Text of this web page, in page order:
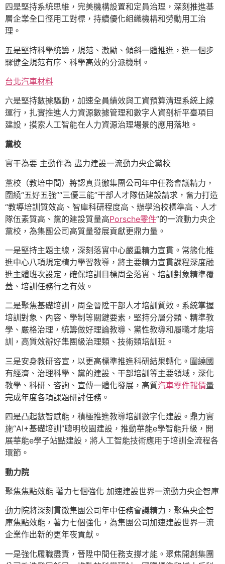
四是堅持系統思維，完美機構設置和定員治理，深刻推進基
層企業全口徑用工對標，持續優化組織機構和勞動用工治
理。
五是堅持科學統籌，規范、激勵、傾斜一體推進，進一個步
驟健全規范有序、科學高效的分派機制。
台北汽車材料
六是堅持數據驅動，加速全員績效與工資預算清理系統上線
運行，扎實推進人力資源數據管理和數字人資剖析平臺項目
建設，摸索人工智能在人力資源治理場景的應用落地。
黨校
實干為要 主動作為 盡力建設一流動力央企黨校
黨校（教培中間）將認真貫徹集團公司年中任務會議精力，
圍繞“五好五強”“三優三能”干部人才隊伍建設請求，奮力打造
“教導培訓質效高、智庫科研程度高、辦學治校標準高、人才
隊伍素質高、黨的建設質量高Porsche零件”的一流動力央企
黨校，為集團公司高質量發展貢獻更鼎力量。
一是堅持主題主線，深刻落實中心嚴重精力宣貫。常態化推
進中心八項規定精力學習教導，將主要精力宣貫課程深度融
進主體班次設定，確保培訓目標周全落實、培訓對象精準覆
蓋、培訓任務行之有效。
二是聚焦基礎培訓，周全晉陞干部人才培訓質效。系統掌握
培訓對象、內容、學制等關鍵要素，堅持分層分類、精準教
學、嚴格治理，統籌做好理論教導、黨性教導和履職才能培
訓，高質效辦好集團級治理類、技術類培訓班。
三是安身教研咨宣，以更高標準推進科研結果轉化。圍繞國
有經濟、治理科學、黨的建設、干部培訓等主要領域，深化
教學、科研、咨詢、宣傳一體化發展，高質汽車零件報價量
完成年度各項課題研討任務。
四是凸起數智賦能，積極推進教導培訓數字化建設。鼎力實
施“AI+基礎培訓”聰明校園建設，推動華能e學智能升級，開
展華能e學子站點建設，將人工智能技術應用于培訓全流程各
環節。
動力院
聚焦焦點效能 著力七個強化 加速建設世界一流動力央企智庫
動力院將深刻貫徹集團公司年中任務會議精力，聚焦央企智
庫焦點效能，著力七個強化，為集團公司加速建設世界一流
企業作出新的更年夜貢獻。
一是強化履職盡責，晉陞中間任務支撐才能。聚焦開創集團